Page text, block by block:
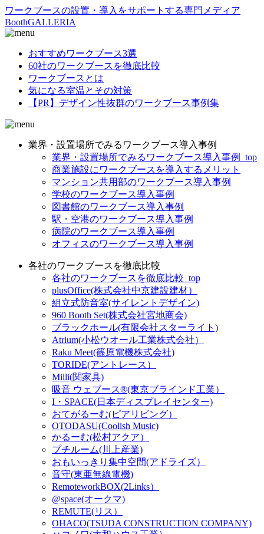
ワークブースの設置・導入をサポートする専門メディア
BoothGALLERIA
おすすめワークブース3選
60社のワークブースを徹底比較
ワークブースとは
気になる室温とその対策
【PR】デザイン性抜群のワークブース事例集
業界・設置場所でみるワークブース導入事例
業界・設置場所でみるワークブース導入事例_top
商業施設にワークブースを導入するメリット
マンション共用部のワークブース導入事例
学校のワークブース導入事例
図書館のワークブース導入事例
駅・空港のワークブース導入事例
病院のワークブース導入事例
オフィスのワークブース導入事例
各社のワークブースを徹底比較
各社のワークブースを徹底比較_top
plusOffice(株式会社中京建設建材）
組立式防音室(サイレントデザイン)
960 Booth Set(株式会社宮地商会)
ブラックホール(有限会社スターライト)
Atrium(小松ウオール工業株式会社）
Raku Meet(篠原電機株式会社)
TORIDE(アントレース）
Milli(関家具)
吸音 ウェブース®︎(東京ブラインド工業）
I・SPACE(日本ディスプレイセンター)
おてがるーむ(ピアリビング）
OTODASU(Coolish Music)
かるーむ(松村アクア）
プチルーム(川上産業)
おもいっきり集中空間(アドライズ）
音守(東亜無線電機)
RemoteworkBOX(2Links）
@space(オークマ)
REMUTE(リス）
OHACO(TSUDA CONSTRUCTION COMPANY)